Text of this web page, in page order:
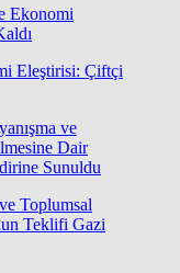
Eleştirisi: Çiftçi
Toplumsal
Teklifi Gazi